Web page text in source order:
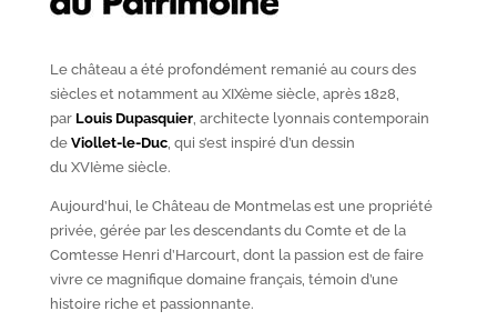
Le château a été profondément remanié au cours des
siècles et notamment au XIXèmesiècle, après 1828,
par Louis Dupasquier, architecte lyonnais contemporain
de Viollet-le-Duc, qui s’est inspiré d’un dessin
du XVIèmesiècle.
Aujourd’hui, le Château de Montmelas est une propriété
privée, gérée par les descendants du Comte et de la
Comtesse Henri d’Harcourt, dont la passion est de faire
vivre ce magnifique domaine français, témoin d’une
histoire riche et passionnante.